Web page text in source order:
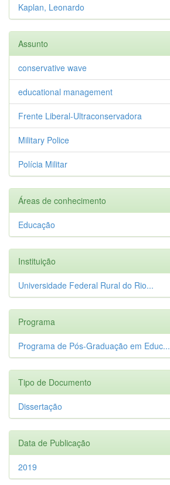
Kaplan, Leonardo
Assunto
conservative wave
educational management
Frente Liberal-Ultraconservadora
Military Police
Polícia Militar
Áreas de conhecimento
Educação
Instituição
Universidade Federal Rural do Rio...
Programa
Programa de Pós-Graduação em Educ...
Tipo de Documento
Dissertação
Data de Publicação
2019